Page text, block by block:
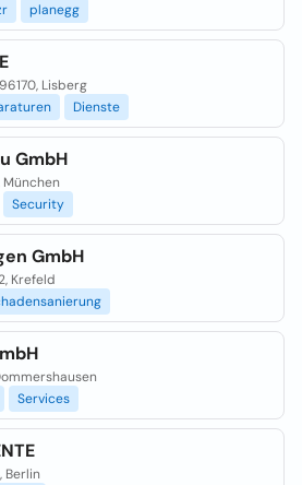
planegg
Lisberg
Dienste
GmbH
München
Security
GmbH
Krefeld
Services
Berlin